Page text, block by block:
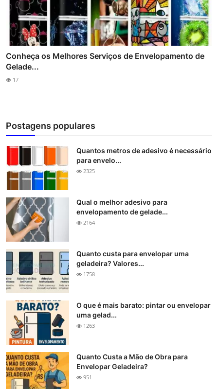
Conheça os Melhores Serviços de Envelopamento de
Gelade...
17
Postagens populares
Quantos metros de adesivo é necessário
para envelo...
2325
Qual o melhor adesivo para
envelopamento de gelade...
2164
Quanto custa para envelopar uma
geladeira? Valores...
1758
O que é mais barato: pintar ou envelopar
uma gelad...
1263
Quanto Custa a Mão de Obra para
Envelopar Geladeira?
951